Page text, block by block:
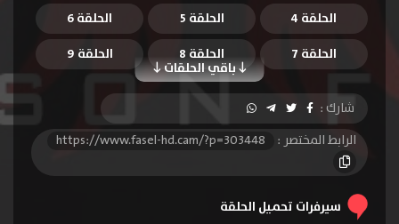
الحلقة 4
الحلقة 5 الحلقة 6
باقي الحلقات
الحلقة 7 الحلقة 8
الحلقة 9
الحلقة 10
الحلقة 11
الحلقة 12
الحلقة 13
الحلقة 14
الحلقة 15
شارك :
الرابط المختصر :
https://www.fasel-hd.cam/?p=303448
سيرفرات تحميل الحلقة